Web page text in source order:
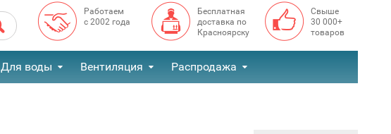
Работаем
с 2002 года
Бесплатная
доставка по
Красноярску
Свыше
30 000+
товаров
Для воды Вентиляция Распродажа